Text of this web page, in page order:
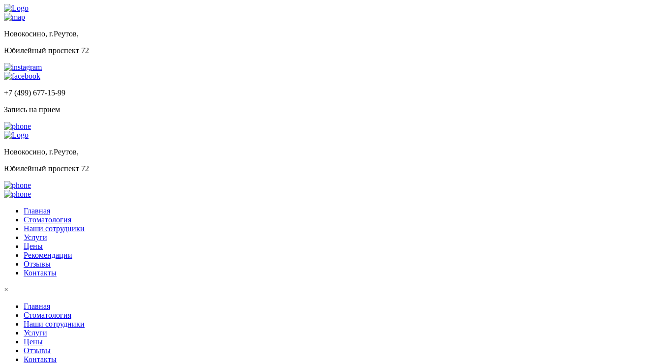
Новокосино, г.Реутов,
Юбилейный проспект 72
+7 (499) 677-15-99
Запись на прием
Новокосино, г.Реутов,
Юбилейный проспект 72
Главная
Стоматология
Наши сотрудники
Услуги
Цены
Рекомендации
Отзывы
Контакты
×
Главная
Стоматология
Наши сотрудники
Услуги
Цены
Отзывы
Контакты